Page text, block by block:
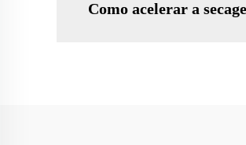
Como acelerar a